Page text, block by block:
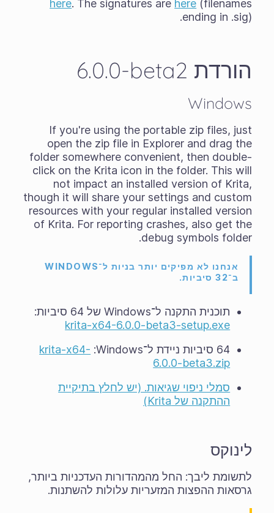
here. The signatures are here (filenames
ending in .sig).
הורדת ‎6.0.0-beta2
Windows
If you're using the portable zip files, just
open the zip file in Explorer and drag the
folder somewhere convenient, then double-
click on the Krita icon in the folder. This will
not impact an installed version of Krita,
though it will share your settings and custom
resources with your regular installed version
of Krita. For reporting crashes, also get the
debug symbols folder.
אנחנו לא מפיקים יותר בניות ל־WINDOWS
ב־32 סיביות.
תוכנית התקנה ל־Windows של 64 סיביות:
krita-x64-6.0.0-beta3-setup.exe
64 סיביות ניידת ל־Windows‏:
krita-x64-
6.0.0-beta3.zip
סמלי ניפוי שגיאות. (יש לחלץ בתיקיית
ההתקנה של Krita)
לינוקס
לתשומת ליבך: החל מהמהדורות העדכניות ביותר,
גרסאות ההפצות המזעריות עלולות להשתנות.